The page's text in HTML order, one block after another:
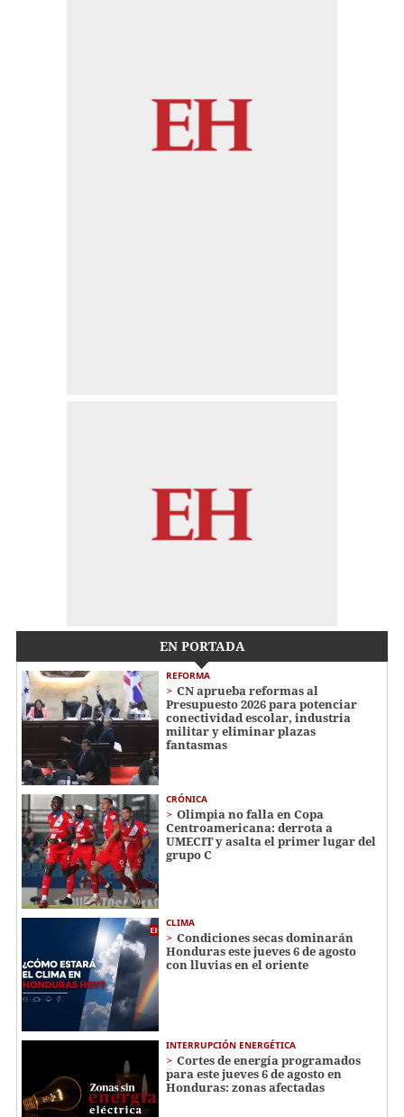
EN PORTADA
REFORMA
CN aprueba reformas al
Presupuesto 2026 para potenciar
conectividad escolar, industria
militar y eliminar plazas
fantasmas
CRÓNICA
Olimpia no falla en Copa
Centroamericana: derrota a
UMECIT y asalta el primer lugar del
grupo C
CLIMA
Condiciones secas dominarán
Honduras este jueves 6 de agosto
con lluvias en el oriente
INTERRUPCIÓN ENERGÉTICA
Cortes de energía programados
para este jueves 6 de agosto en
Honduras: zonas afectadas